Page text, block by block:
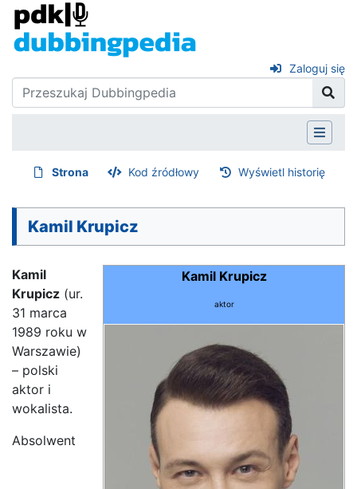
Zaloguj się
Strona Kod źródłowy Wyświetl historię
Kamil Krupicz
Kamil Krupicz
aktor
Kamil
Krupicz (ur.
31 marca
1989 roku w
Warszawie)
– polski
aktor i
wokalista.
Absolwent